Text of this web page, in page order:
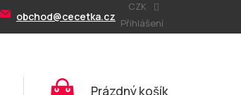
obchod@cecetka.cz
CZK
Přihlášení
Nákupní
Prázdný košík